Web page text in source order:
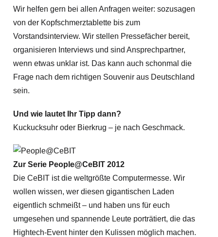
Wir helfen gern bei allen Anfragen weiter: sozusagen
von der Kopfschmerztablette bis zum
Vorstandsinterview. Wir stellen Pressefächer bereit,
organisieren Interviews und sind Ansprechpartner,
wenn etwas unklar ist. Das kann auch schonmal die
Frage nach dem richtigen Souvenir aus Deutschland
sein.
Und wie lautet Ihr Tipp dann?
Kuckucksuhr oder Bierkrug – je nach Geschmack.
Zur Serie People@CeBIT 2012
Die CeBIT ist die weltgrößte Computermesse. Wir
wollen wissen, wer diesen gigantischen Laden
eigentlich schmeißt – und haben uns für euch
umgesehen und spannende Leute porträtiert, die das
Hightech-Event hinter den Kulissen möglich machen.